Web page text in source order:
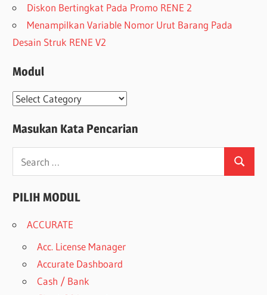
Diskon Bertingkat Pada Promo RENE 2
Menampilkan Variable Nomor Urut Barang Pada
Desain Struk RENE V2
Modul
Modul
Masukan Kata Pencarian
for:
Search
PILIH MODUL
ACCURATE
Acc. License Manager
Accurate Dashboard
Cash / Bank